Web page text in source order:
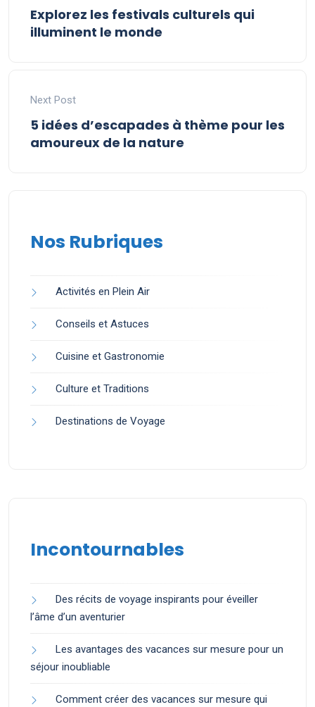
Explorez les festivals culturels qui
illuminent le monde
Next Post
5 idées d’escapades à thème pour les
amoureux de la nature
Nos Rubriques
Activités en Plein Air
Conseils et Astuces
Cuisine et Gastronomie
Culture et Traditions
Destinations de Voyage
Incontournables
Des récits de voyage inspirants pour éveiller
l’âme d’un aventurier
Les avantages des vacances sur mesure pour un
séjour inoubliable
Comment créer des vacances sur mesure qui